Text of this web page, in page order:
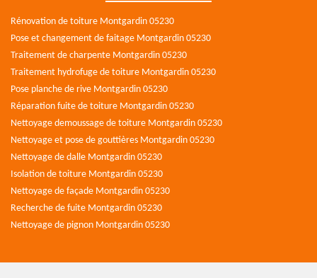
Rénovation de toiture Montgardin 05230
Pose et changement de faitage Montgardin 05230
Traitement de charpente Montgardin 05230
Traitement hydrofuge de toiture Montgardin 05230
Pose planche de rive Montgardin 05230
Réparation fuite de toiture Montgardin 05230
Nettoyage demoussage de toiture Montgardin 05230
Nettoyage et pose de gouttières Montgardin 05230
Nettoyage de dalle Montgardin 05230
Isolation de toiture Montgardin 05230
Nettoyage de façade Montgardin 05230
Recherche de fuite Montgardin 05230
Nettoyage de pignon Montgardin 05230